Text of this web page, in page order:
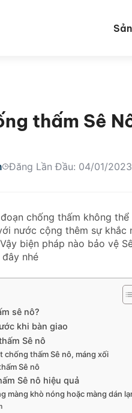
thấm Sê
Đăng Lần Đầu: 04/01/2023
chống thấm không
nước cộng thêm sự
biện pháp nào bảo vệ
nhé
sê nô?
khi bàn giao
Sê nô
chống thấm Sê nô, máng xối
Sê nô
Sê nô hiệu quả
màng khò nóng hoặc màng dán